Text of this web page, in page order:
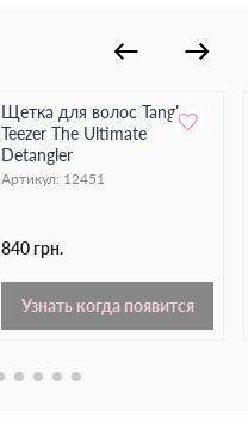
Щетка для волос Tangle
Teezer The Ultimate
Detangler
Артикул: 12451
840 грн.
Узнать когда появится